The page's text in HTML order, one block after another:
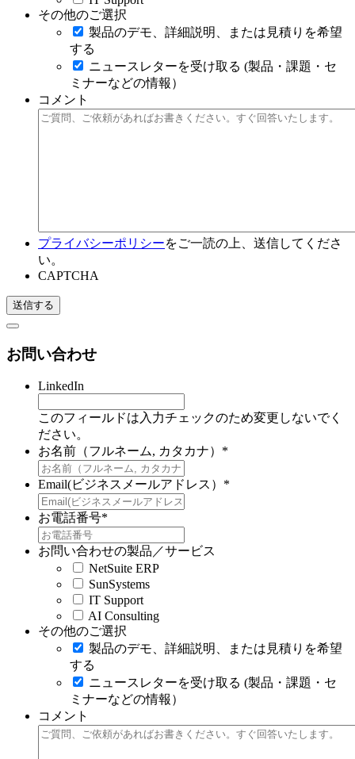
その他のご選択
製品のデモ、詳細説明、または見積りを希望
する
ニュースレターを受け取る (製品・課題・セ
ミナーなどの情報）
コメント
プライバシーポリシーをご一読の上、送信してくださ
い。
CAPTCHA
お問い合わせ
LinkedIn
このフィールドは入力チェックのため変更しないでく
ださい。
お名前（フルネーム, カタカナ） *
Email(ビジネスメールアドレス） *
お電話番号*
お問い合わせの製品／サービス
NetSuite ERP
SunSystems
IT Support
AI Consulting
その他のご選択
製品のデモ、詳細説明、または見積りを希望
する
ニュースレターを受け取る (製品・課題・セ
ミナーなどの情報）
コメント